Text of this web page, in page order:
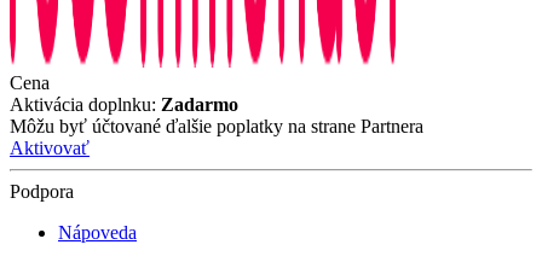
Cena
Aktivácia doplnku: Zadarmo
Môžu byť účtované ďalšie poplatky na strane Partnera
Aktivovať
Podpora
Nápoveda